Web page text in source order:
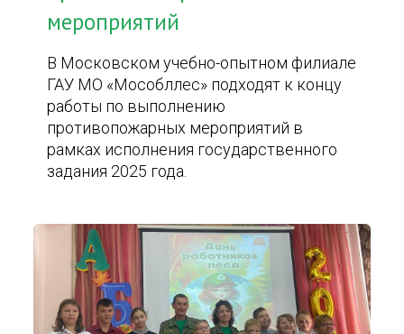
мероприятий
В Московском учебно-опытном филиале
ГАУ МО «Мособллес» подходят к концу
работы по выполнению
противопожарных мероприятий в
рамках исполнения государственного
задания 2025 года.